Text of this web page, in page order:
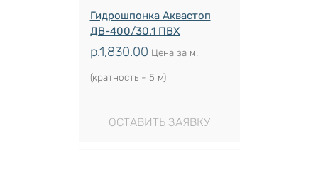
Гидрошпонка Аквастоп
ДВ-400/30.1 ПВХ
р.1,830.00 Цена за м.
(кратность - 5 м)
ОСТАВИТЬ ЗАЯВКУ